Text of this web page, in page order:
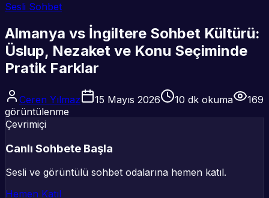
Sesli Sohbet
Almanya vs İngiltere Sohbet Kültürü:
Üslup, Nezaket ve Konu Seçiminde
Pratik Farklar
Ceren Yılmaz 15 Mayıs 2026 10 dk okuma
169
görüntülenme
Çevrimiçi
Canlı Sohbete Başla
Sesli ve görüntülü sohbet odalarına hemen katıl.
Hemen Katıl